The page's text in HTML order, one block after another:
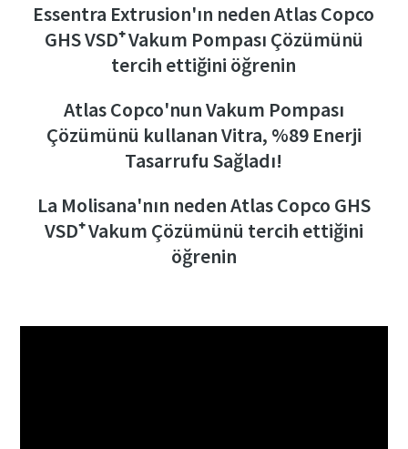
Essentra Extrusion'ın neden Atlas Copco
GHS VSD⁺ Vakum Pompası Çözümünü
tercih ettiğini öğrenin
Atlas Copco'nun Vakum Pompası
Çözümünü kullanan Vitra, %89 Enerji
Tasarrufu Sağladı!
La Molisana'nın neden Atlas Copco GHS
VSD⁺ Vakum Çözümünü tercih ettiğini
öğrenin